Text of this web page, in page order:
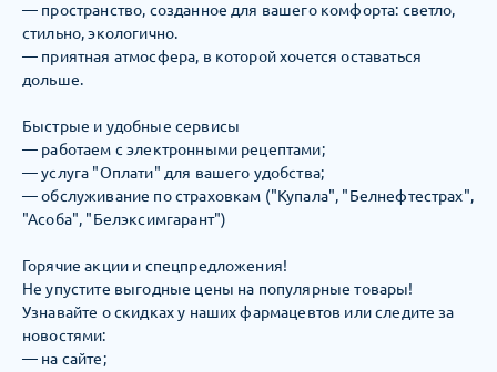
— пространство, созданное для вашего комфорта: светло,
стильно, экологично.
— приятная атмосфера, в которой хочется оставаться
дольше.
Быстрые и удобные сервисы
— работаем с электронными рецептами;
— услуга "Оплати" для вашего удобства;
— обслуживание по страховкам ("Купала", "Белнефтестрах",
"Асоба", "Белэксимгарант")
Горячие акции и спецпредложения!
Не упустите выгодные цены на популярные товары!
Узнавайте о скидках у наших фармацевтов или следите за
новостями:
— на сайте;